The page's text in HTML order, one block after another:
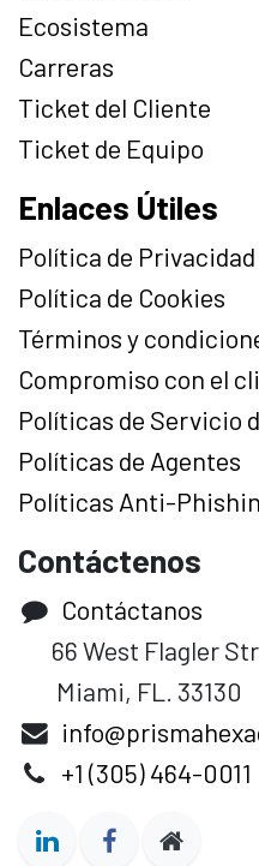
Ecosistema
Carreras
Ticket del Cliente
Ticket de Equipo
Enlaces Útiles
Política de Privacidad
Política de Cookies
Términos y
Compromiso con el
Políticas de Servicio
Políticas de Agentes
Políticas Anti-
Contáctenos
Contáctanos
66 West Flagler
Miami, FL. 33130
+1 (305) 464-0011